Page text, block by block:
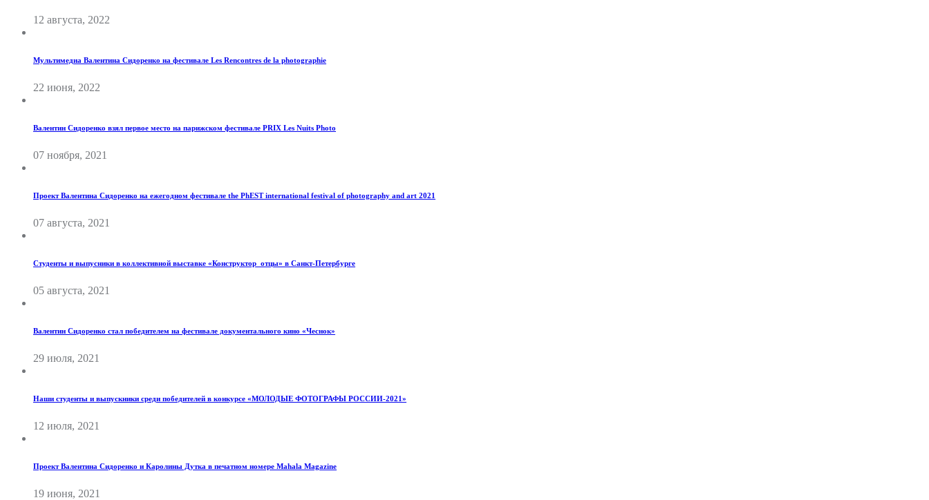
12 августа, 2022
Мультимедиа Валентина Сидоренко на фестивале Les Rencontres de la photographie
22 июня, 2022
Валентин Сидоренко взял первое место на парижском фестивале PRIX Les Nuits Photo
07 ноября, 2021
Проект Валентина Сидоренко на ежегодном фестивале the PhEST international festival of photography and art 2021
07 августа, 2021
Студенты и выпусники в коллективной выставке «Конструктор_отцы» в Санкт-Петербурге
05 августа, 2021
Валентин Сидоренко стал победителем на фестивале документального кино «Чеснок»
29 июля, 2021
Наши студенты и выпускники среди победителей в конкурсе «МОЛОДЫЕ ФОТОГРАФЫ РОССИИ-2021»
12 июля, 2021
Проект Валентина Сидоренко и Каролины Дутка в печатном номере Mahala Magazine
19 июня, 2021